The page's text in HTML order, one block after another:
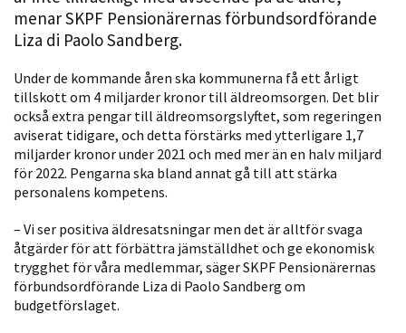
menar SKPF Pensionärernas förbundsordförande
Liza di Paolo Sandberg.
Under de kommande åren ska kommunerna få ett årligt
tillskott om 4 miljarder kronor till äldreomsorgen. Det blir
också extra pengar till äldreomsorgslyftet, som regeringen
aviserat tidigare, och detta förstärks med ytterligare 1,7
miljarder kronor under 2021 och med mer än en halv miljard
för 2022. Pengarna ska bland annat gå till att stärka
personalens kompetens.
– Vi ser positiva äldresatsningar men det är alltför svaga
åtgärder för att förbättra jämställdhet och ge ekonomisk
trygghet för våra medlemmar, säger SKPF Pensionärernas
förbundsordförande Liza di Paolo Sandberg om
budgetförslaget.
Nödvändiga
Dessa kakor
välja bort. De
behövs för
att hemsidan
över huvud
taget ska
fungera.
Statistik
För att vi ska
kunna